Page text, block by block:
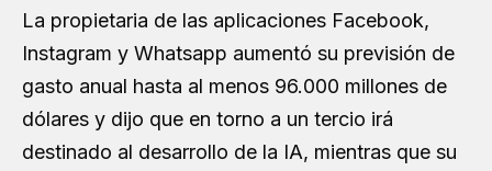
La propietaria de las aplicaciones Facebook,
Instagram y Whatsapp aumentó su previsión de
gasto anual hasta al menos 96.000 millones de
dólares y dijo que en torno a un tercio irá
destinado al desarrollo de la IA, mientras que su